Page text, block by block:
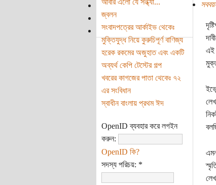
জ্বলন
সংবাদপত্রের আর্কাইভ থেকেঃ
মুক্তিযুদ্ধ নিয়ে কুরুচিপূর্ণ বাণিজ্য
হরেক রকমের অজুহাত এবং একটি
অব্যর্থ কেপি টেস্টের গল্প
খবরের কাগজের পাতা থেকেঃ ৭২
এর সংবিধান
স্বাধীন বাংলায় প্রথম ঈদ
OpenID ব্যবহার করে লগইন
করুন:
OpenID কি?
সদস্য পরিচয়: *
এই